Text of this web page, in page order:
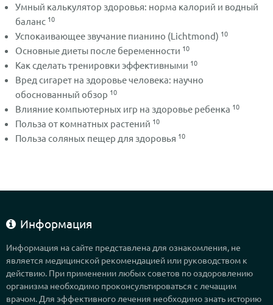
Умный калькулятор здоровья: норма калорий и водный
баланс 10
Успокаивающее звучание пианино (Lichtmond) 10
Основные диеты после беременности 10
Как сделать тренировки эффективными 10
Вред сигарет на здоровье человека: научно
обоснованный обзор 10
Влияние компьютерных игр на здоровье ребенка 10
Польза от комнатных растений 10
Польза соляных пещер для здоровья 10
Информация
Информация на сайте представлена для ознакомления, не
является медицинской рекомендацией или руководством к
действию. При применении любых советов по оздоровлению
организма необходимо проконсультироваться с лечащим
врачом. Для эффективного лечения необходимо знать историю